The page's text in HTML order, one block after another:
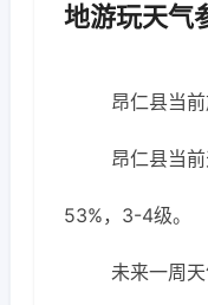
地游玩天气
昂仁县当前
昂仁县当
53%，3-4级。
未来一周